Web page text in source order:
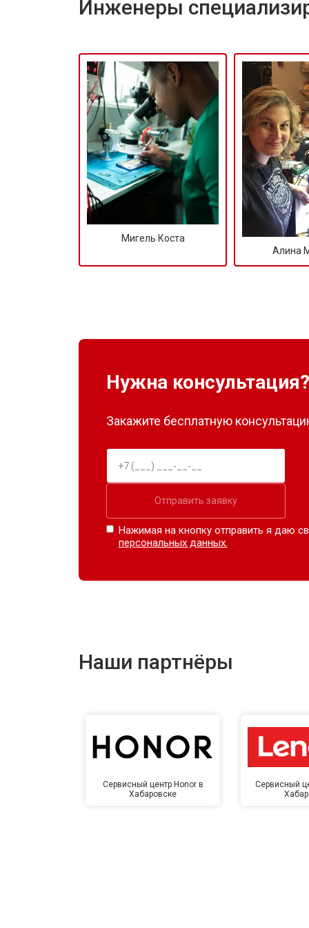
Инженеры
Мигель Коста
Алина
Нужна консультация?
Закажите бесплатную
Отправить заявку
Нажимая на кнопку отправить я даю
персональных данных.
Наши партнёры
Сервисный центр Honor в
Хабаровске
Сервисный